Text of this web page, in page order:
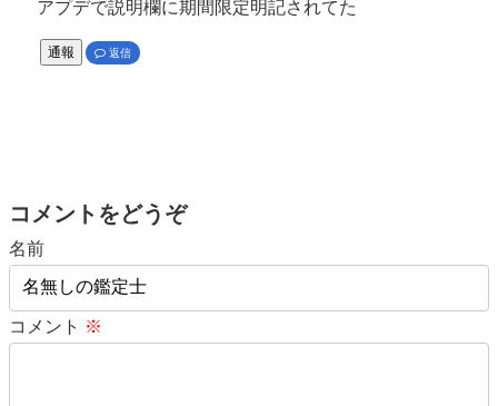
アプデで説明欄に期間限定明記されてた
通報 返信
コメントをどうぞ
名前
コメント ※